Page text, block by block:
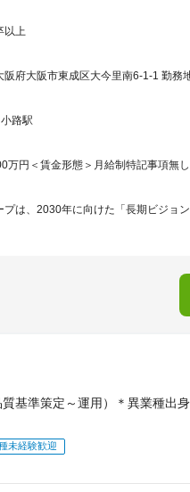
以上
阪府大阪市東成区大今里南6-1-1 勤
路駅
万円＜賃金形態＞月給制特記事項無
は、2030年に向けた「長期ビジョ
質基準策定～運用）＊異業種出
未経験歓迎